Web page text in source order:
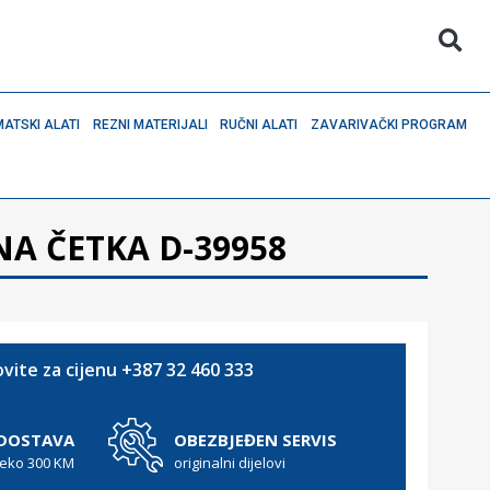
ALATI REZNI MATERIJALI RUČNI ALATI ZAVARIVAČKI PROGRAM
ČETKA D-39958
za cijenu +387 32 460 333
300 KM
OBEZBJEĐEN SERVIS
originalni dijelovi